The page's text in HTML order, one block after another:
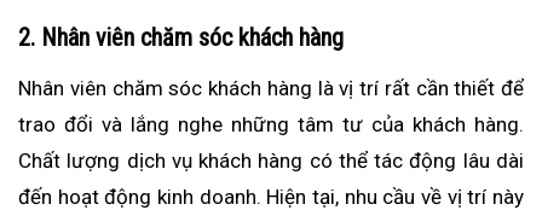
2. Nhân viên chăm sóc khách hàng
Nhân viên chăm sóc khách hàng là vị trí rất cần thiết để
trao đổi và lắng nghe những tâm tư của khách hàng.
Chất lượng dịch vụ khách hàng có thể tác động lâu dài
đến hoạt động kinh doanh. Hiện tại, nhu cầu về vị trí này